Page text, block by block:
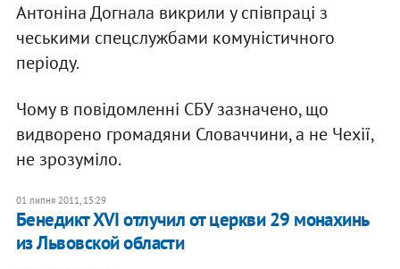
Антоніна Догнала викрили у співпраці з
чеськими спецслужбами комуністичного
періоду.
Чому в повідомленні СБУ зазначено, що
видворено громадяни Словаччини, а не Чехії,
не зрозуміло.
01 липня 2011, 15:29
Бенедикт XVI отлучил от церкви 29 монахинь
из Львовской области